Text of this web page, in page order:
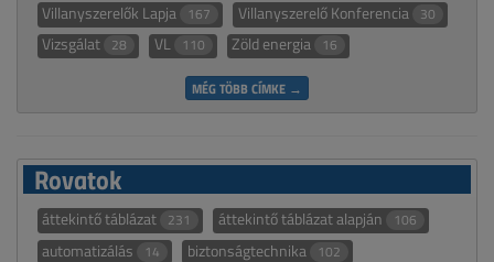
Villanyszerelők Lapja 167 Villanyszerelő Konferencia 30
Vizsgálat 28 VL 110 Zöld energia 16
MÉG TÖBB CÍMKE →
Rovatok
áttekintő táblázat 231 áttekintő táblázat alapján 106
automatizálás 14 biztonságtechnika 102